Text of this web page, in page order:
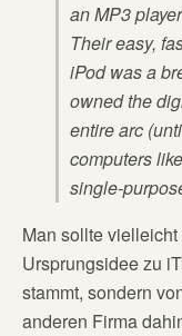
an MP3
Their easy,
iPod was a
owned the
entire arc
computers
single-
Man sollte
Ursprungsidee zu
stammt, sondern
anderen Firma